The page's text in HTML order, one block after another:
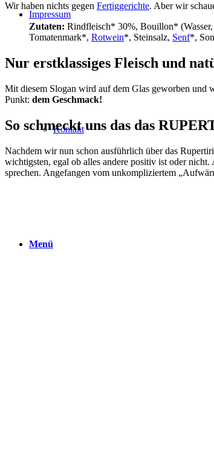
Impressum
Kontakt
Menü
Wir haben nichts gegen Fertiggerichte. Aber wir
Zutaten: Rindfleisch* 30%, Bouillon*
Tomatenmark*, Rotwein*, Steinsalz, Senf*,
Nur erstklassiges Fleisch und
Mit diesem Slogan wird auf dem Glas geworben und
Punkt: dem Geschmack!
So schmeckt uns das das
Nachdem wir nun schon ausführlich über das
wichtigsten, egal ob alles andere positiv ist oder
sprechen. Angefangen vom unkompliziertem